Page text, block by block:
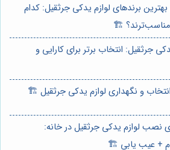
برندهای لوازم یدکی جرثقیل: کدام
🏗️
جرثقیل: انتخاب برتر برای کارایی و
و نگهداری لوازم یدکی جرثقیل 🏗️
نصب لوازم یدکی جرثقیل در خانه:
+ عیب یابی 🏗️